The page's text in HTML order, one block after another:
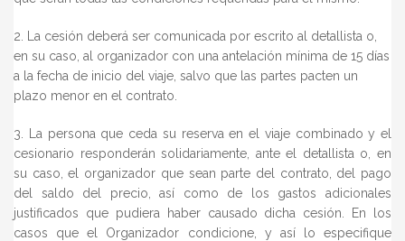
2. La cesión deberá ser comunicada por escrito al detallista o,
en su caso, al organizador con una antelación mínima de 15 días
a la fecha de inicio del viaje, salvo que las partes pacten un
plazo menor en el contrato.
3. La persona que ceda su reserva en el viaje combinado y el
cesionario responderán solidariamente, ante el detallista o, en
su caso, el organizador que sean parte del contrato, del pago
del saldo del precio, así como de los gastos adicionales
justificados que pudiera haber causado dicha cesión. En los
casos que el Organizador condicione, y así lo especifique